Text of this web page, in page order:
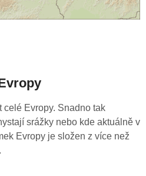
celé Evropy. Snadno tak
srážky nebo kde aktuálně v
Evropy je složen z více než